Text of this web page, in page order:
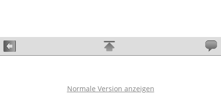
Normale Version anzeigen